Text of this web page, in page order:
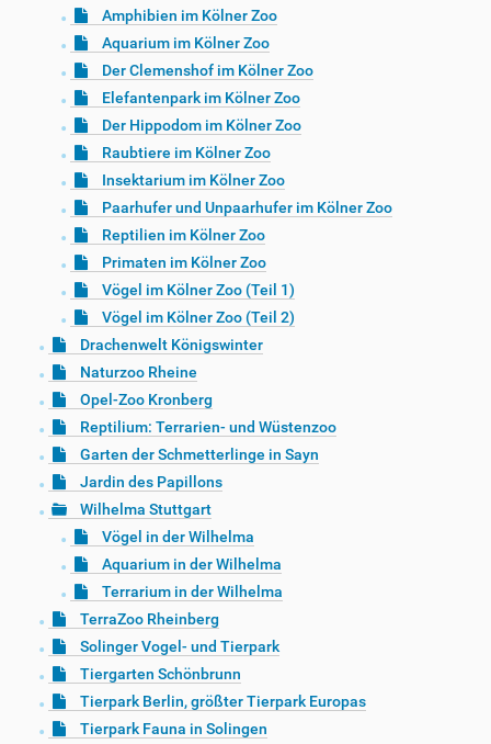
Amphibien im Kölner Zoo
Aquarium im Kölner Zoo
Der Clemenshof im Kölner Zoo
Elefantenpark im Kölner Zoo
Der Hippodom im Kölner Zoo
Raubtiere im Kölner Zoo
Insektarium im Kölner Zoo
Paarhufer und Unpaarhufer im Kölner Zoo
Reptilien im Kölner Zoo
Primaten im Kölner Zoo
Vögel im Kölner Zoo (Teil 1)
Vögel im Kölner Zoo (Teil 2)
Drachenwelt Königswinter
Naturzoo Rheine
Opel-Zoo Kronberg
Reptilium: Terrarien- und Wüstenzoo
Garten der Schmetterlinge in Sayn
Jardin des Papillons
Wilhelma Stuttgart
Vögel in der Wilhelma
Aquarium in der Wilhelma
Terrarium in der Wilhelma
TerraZoo Rheinberg
Solinger Vogel- und Tierpark
Tiergarten Schönbrunn
Tierpark Berlin, größter Tierpark Europas
Tierpark Fauna in Solingen